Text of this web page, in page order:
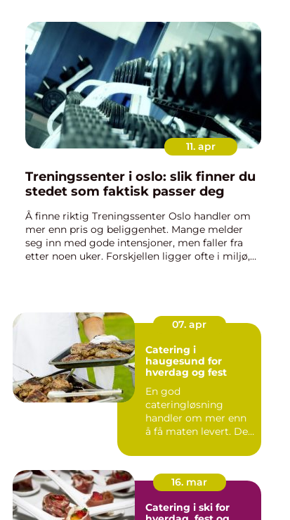
11. apr
Treningssenter i oslo: slik finner du
stedet som faktisk passer deg
Å finne riktig Treningssenter Oslo handler om
mer enn pris og beliggenhet. Mange melder
seg inn med gode intensjoner, men faller fra
etter noen uker. Forskjellen ligger ofte i miljø,
07. apr
Catering i
haugesund for
hverdag og fest
En god
cateringløsning
handler om mer enn
å få maten levert. Den
selve dagen, sa...
16. mar
Catering i ski for